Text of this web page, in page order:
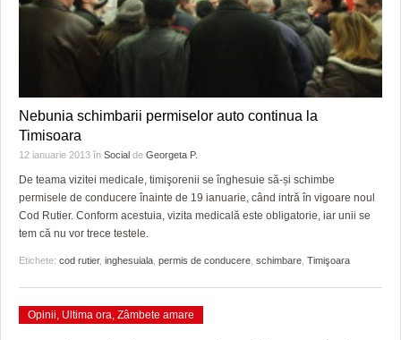
Nebunia schimbarii permiselor auto continua la
Timisoara
12 ianuarie 2013 în Social de Georgeta P.
De teama vizitei medicale, timişorenii se înghesuie să-și schimbe
permisele de conducere înainte de 19 ianuarie, când intră în vigoare noul
Cod Rutier. Conform acestuia, vizita medicală este obligatorie, iar unii se
tem că nu vor trece testele.
Etichete: cod rutier, inghesuiala permis de conducere schimbare Timişoara
Opinii, Ultima ora, Zâmbete amare